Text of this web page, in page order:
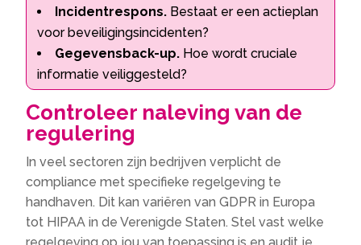
Incidentrespons. Bestaat er een actieplan
voor beveiligingsincidenten?
Gegevensback-up. Hoe wordt cruciale
informatie veiliggesteld?
Controleer naleving van de
regulering
In veel sectoren zijn bedrijven verplicht de
compliance met specifieke regelgeving te
handhaven. Dit kan variëren van GDPR in Europa
tot HIPAA in de Verenigde Staten. Stel vast welke